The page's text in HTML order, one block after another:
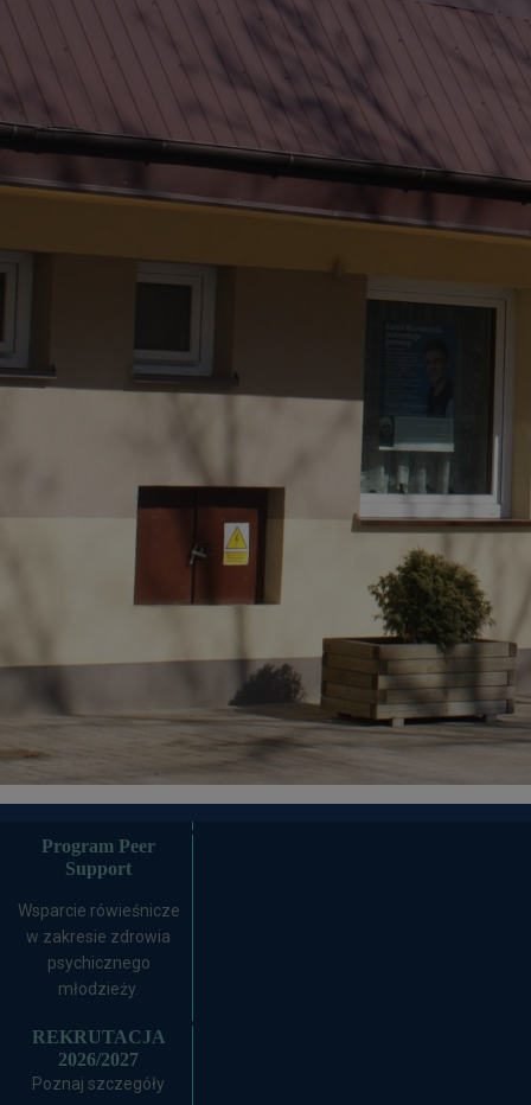
Konkurs TEST
YOURSELF
Program Peer
Support
Wsparcie rówieśnicze
w zakresie zdrowia
psychicznego
młodzieży.
REKRUTACJA
2026/2027
Poznaj szczegóły